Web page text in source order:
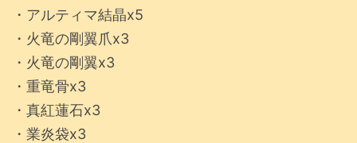
・アルティマ結晶x5
・火竜の剛翼爪x3
・火竜の剛翼x3
・重竜骨x3
・真紅蓮石x3
・業炎袋x3